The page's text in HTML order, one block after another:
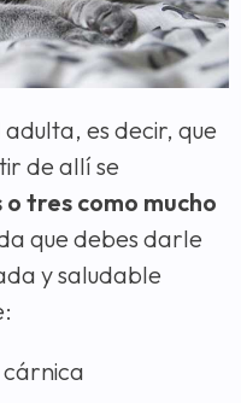
es decir, que
de allí se
o tres como mucho
que debes darle
y saludable
cárnica